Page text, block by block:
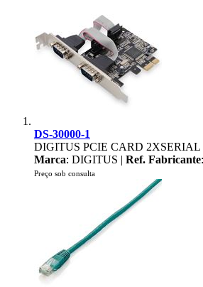
DS-30000-1
DIGITUS PCIE CARD
Marca: DIGITUS | Ref. Fabricante
Preço sob consulta